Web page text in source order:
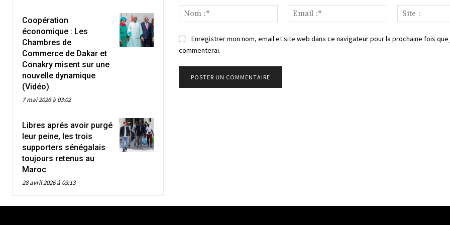
Coopération
économique : Les
Chambres de
Commerce de Dakar et
Conakry misent sur une
nouvelle dynamique
(Vidéo)
7 mai 2026 à 03:02
Libres aprés avoir purgé
leur peine, les trois
supporters sénégalais
toujours retenus au
Maroc
28 avril 2026 à 03:13
Nom
:*
Email
:*
Enregistrer mon nom, email et site web dans ce navigateur pour la prochaine fois que
commenterai.